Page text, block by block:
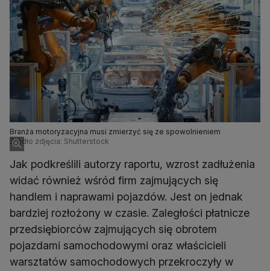
Branża motoryzacyjna musi zmierzyć się ze spowolnieniem
Źródło zdjęcia: Shutterstock
Jak podkreślili autorzy raportu, wzrost zadłużenia
widać również wśród firm zajmujących się
handlem i naprawami pojazdów. Jest on jednak
bardziej rozłożony w czasie. Zaległości płatnicze
przedsiębiorców zajmujących się obrotem
pojazdami samochodowymi oraz właścicieli
warsztatów samochodowych przekroczyły w